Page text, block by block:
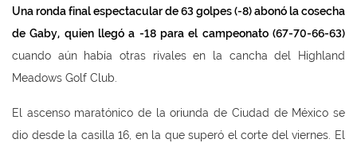
Una ronda final espectacular de 63 golpes (-8) abonó la cosecha
de Gaby, quien llegó a -18 para el campeonato (67-70-66-63)
cuando aún había otras rivales en la cancha del Highland
Meadows Golf Club.
El ascenso maratónico de la oriunda de Ciudad de México se
dio desde la casilla 16, en la que superó el corte del viernes. El